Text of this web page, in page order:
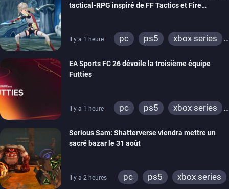
tactical-RPG inspiré de FF Tactics et Fire
Il y a 1 heure pc ps5
xbox series
EA Sports FC 26 dévoile la troisième équipe
Futties
Il y a 1 heure pc ps5
xbox series
xbox one
switch 2
Serious Sam: Shatterverse viendra mettre un
sacré bazar le 31 août
Il y a 2 heures pc ps5 xbox series